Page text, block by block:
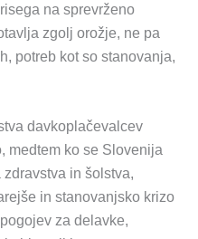
na sprevrženo
zgolj orožje, ne pa
potreb kot so stanovanja,
davkoplačevalcev
medtem ko se Slovenija
in šolstva,
in stanovanjsko krizo
za delavke,